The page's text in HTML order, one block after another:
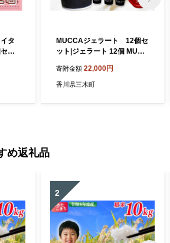
タ
ッ
ッ
(DX
MUCCAジェラート 12個セ
ット|ジェラート 12個 MUCC
デザート スイーツ 牧場育ち
香川県 三木町|_mk024-001
寄附金額 22,000円
香川県三木町
め返礼品
2